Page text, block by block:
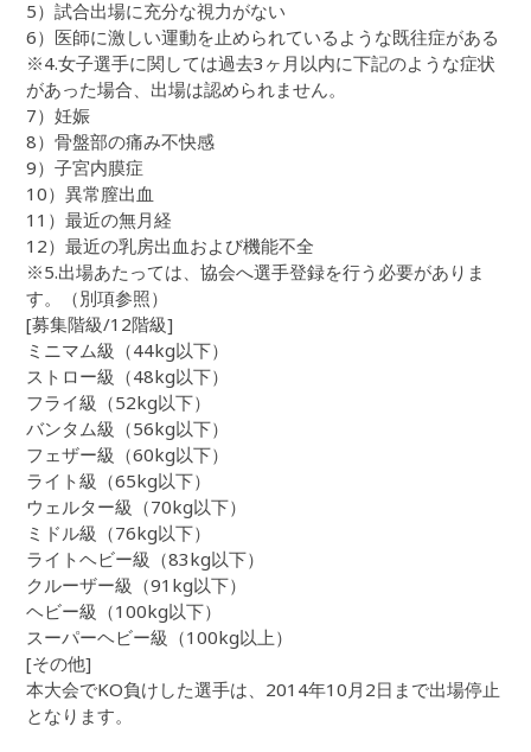
5）試合出場に充分な視力がない
6）医師に激しい運動を止められているような既往症がある
※4.女子選手に関しては過去3ヶ月以内に下記のような症状
があった場合、出場は認められません。
7）妊娠
8）骨盤部の痛み不快感
9）子宮内膜症
10）異常膣出血
11）最近の無月経
12）最近の乳房出血および機能不全
※5.出場あたっては、協会へ選手登録を行う必要がありま
す。（別項参照）
[募集階級/12階級]
ミニマム級（44kg以下）
ストロー級（48kg以下）
フライ級（52kg以下）
バンタム級（56kg以下）
フェザー級（60kg以下）
ライト級（65kg以下）
ウェルター級（70kg以下）
ミドル級（76kg以下）
ライトヘビー級（83kg以下）
クルーザー級（91kg以下）
ヘビー級（100kg以下）
スーパーヘビー級（100kg以上）
[その他]
本大会でKO負けした選手は、2014年10月2日まで出場停止
となります。